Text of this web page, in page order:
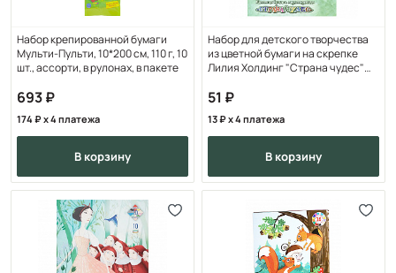
Набор крепированной бумаги
Мульти-Пульти, 10*200 см, 110 г, 10
шт., ассорти, в рулонах, в пакете
693
174 x 4 платежа
в корзину
Набор для детского творчества
из цветной бумаги на скрепке
Лилия Холдинг "Страна чудес"
51
13 x 4 платежа
в корзину